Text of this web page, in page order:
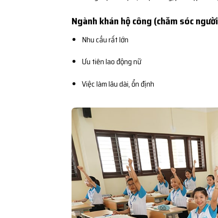
Ngành khán hộ công (chăm sóc
Nhu cầu rất lớn
Ưu tiên lao động nữ
Việc làm lâu dài, ổn định